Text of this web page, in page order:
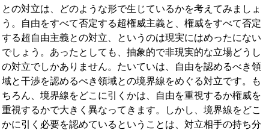
との対立は、どのような形で生じているかを考えてみましょ
う。自由をすべて否定する超権威主義と、権威をすべて否定
する超自由主義との対立、というのは現実にはめったにない
でしょう。あったとしても、抽象的で非現実的な立場どうし
の対立でしかありません。たいていは、自由を認めるべき領
域と干渉を認めるべき領域との境界線をめぐる対立です。も
ちろん、境界線をどこに引くかは、自由を重視するか権威を
重視するかで大きく異なってきます。しかし、境界線をどこ
かに引く必要を認めているということは、対立相手の持ち分